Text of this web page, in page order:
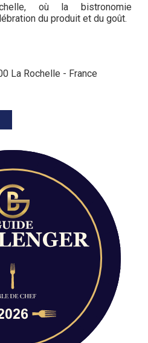
où la bistronomie
du produit et du goût.
La Rochelle - France